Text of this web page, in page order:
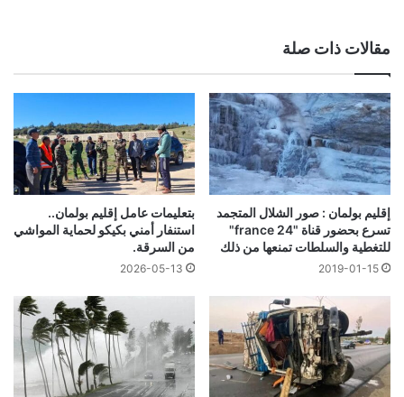
مقالات ذات صلة
إقليم بولمان : صور الشلال المتجمد
تسرع بحضور قناة "france 24"
للتغطية والسلطات تمنعها من ذلك
2019-01-15
بتعليمات عامل إقليم بولمان..
استنفار أمني بكيكو لحماية المواشي
من السرقة.
2026-05-13